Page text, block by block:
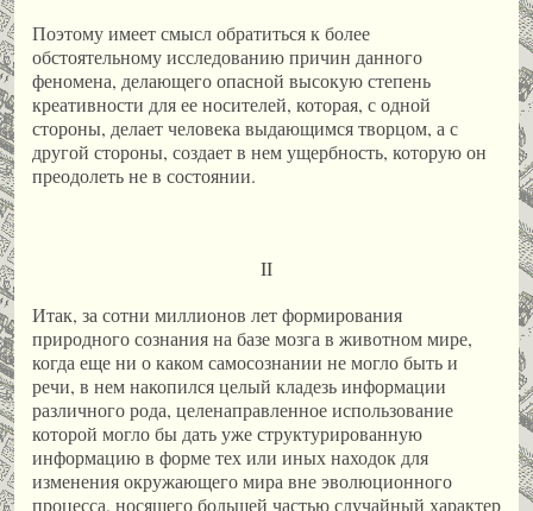
Поэтому имеет смысл обратиться к более
обстоятельному исследованию причин данного
феномена, делающего опасной высокую степень
креативности для ее носителей, которая, с одной
стороны, делает человека выдающимся творцом, а с
другой стороны, создает в нем ущербность, которую он
преодолеть не в состоянии.
II
Итак, за сотни миллионов лет формирования
природного сознания на базе мозга в животном мире,
когда еще ни о каком самосознании не могло быть и
речи, в нем накопился целый кладезь информации
различного рода, целенаправленное использование
которой могло бы дать уже структурированную
информацию в форме тех или иных находок для
изменения окружающего мира вне эволюционного
процесса, носящего большей частью случайный характер